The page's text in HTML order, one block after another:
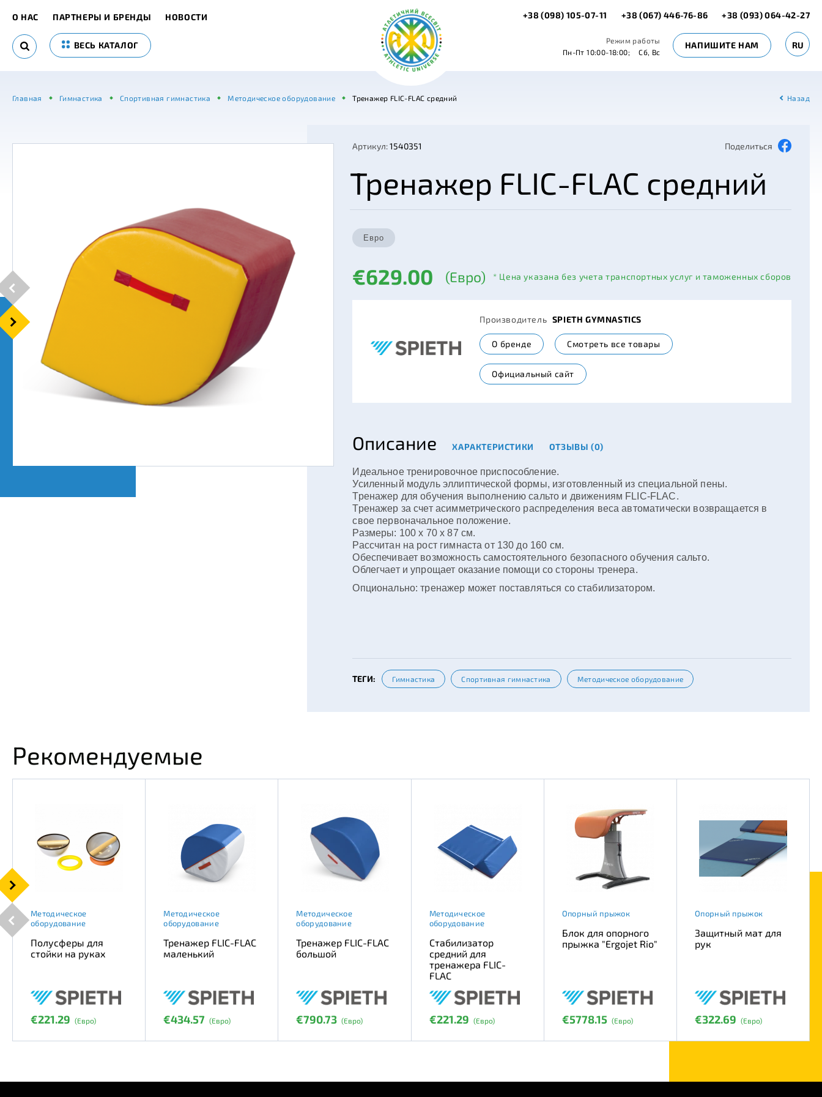
О НАС ПАРТНЕРЫ И БРЕНДЫ НОВОСТИ
ВЕСЬ КАТАЛОГ
+38 (098) 105-07-11 +38 (067) 446-76-86 +38 (093) 064-42-27
Режим работы
Пн-Пт 10:00-18:00;
Сб, Вс
НАПИШИТЕ НАМ RU
Главная Гимнастика Спортивная гимнастика Методическое оборудование Тренажер FLIC-FLAC средний Назад
Артикул:1540351 Поделиться
Тренажер FLIC-FLAC средний
€629.00 (Евро) * Цена указана без учета транспортных услуг и таможенных сборов
Производитель SPIETH GYMNASTICS
О бренде Смотреть все товары
Официальный сайт
Описание ХАРАКТЕРИСТИКИ ОТЗЫВЫ (0)
Идеальное тренировочное приспособление.
Усиленный модуль эллиптической формы, изготовленный из специальной пены.
Тренажер для обучения выполнению сальто и движениям FLIC-FLAC.
Тренажер за счет асимметрического распределения веса автоматически возвращается в
свое первоначальное положение.
Размеры: 100 x 70 x 87 см.
Рассчитан на рост гимнаста от 130 до 160 см.
Обеспечивает возможность самостоятельного безопасного обучения сальто.
Облегчает и упрощает оказание помощи со стороны тренера.
Опционально: тренажер может поставляться со стабилизатором.
ТЕГИ: Гимнастика Спортивная гимнастика Методическое оборудование
Рекомендуемые
Методическое
оборудование
Полусферы для
стойки на руках
€221.29 (Евро)
Методическое
оборудование
Тренажер FLIC-FLAC
маленький
€434.57 (Евро)
Методическое
оборудование
Тренажер FLIC-FLAC
большой
€790.73 (Евро)
Методическое
оборудование
Стабилизатор
средний для
тренажера FLIC-
FLAC
€221.29 (Евро)
Опорный прыжок
Блок для опорного
прыжка "Ergojet Rio"
€5778.15 (Евро)
Опорный прыжок
Защитный мат для
рук
€322.69 (Евро)